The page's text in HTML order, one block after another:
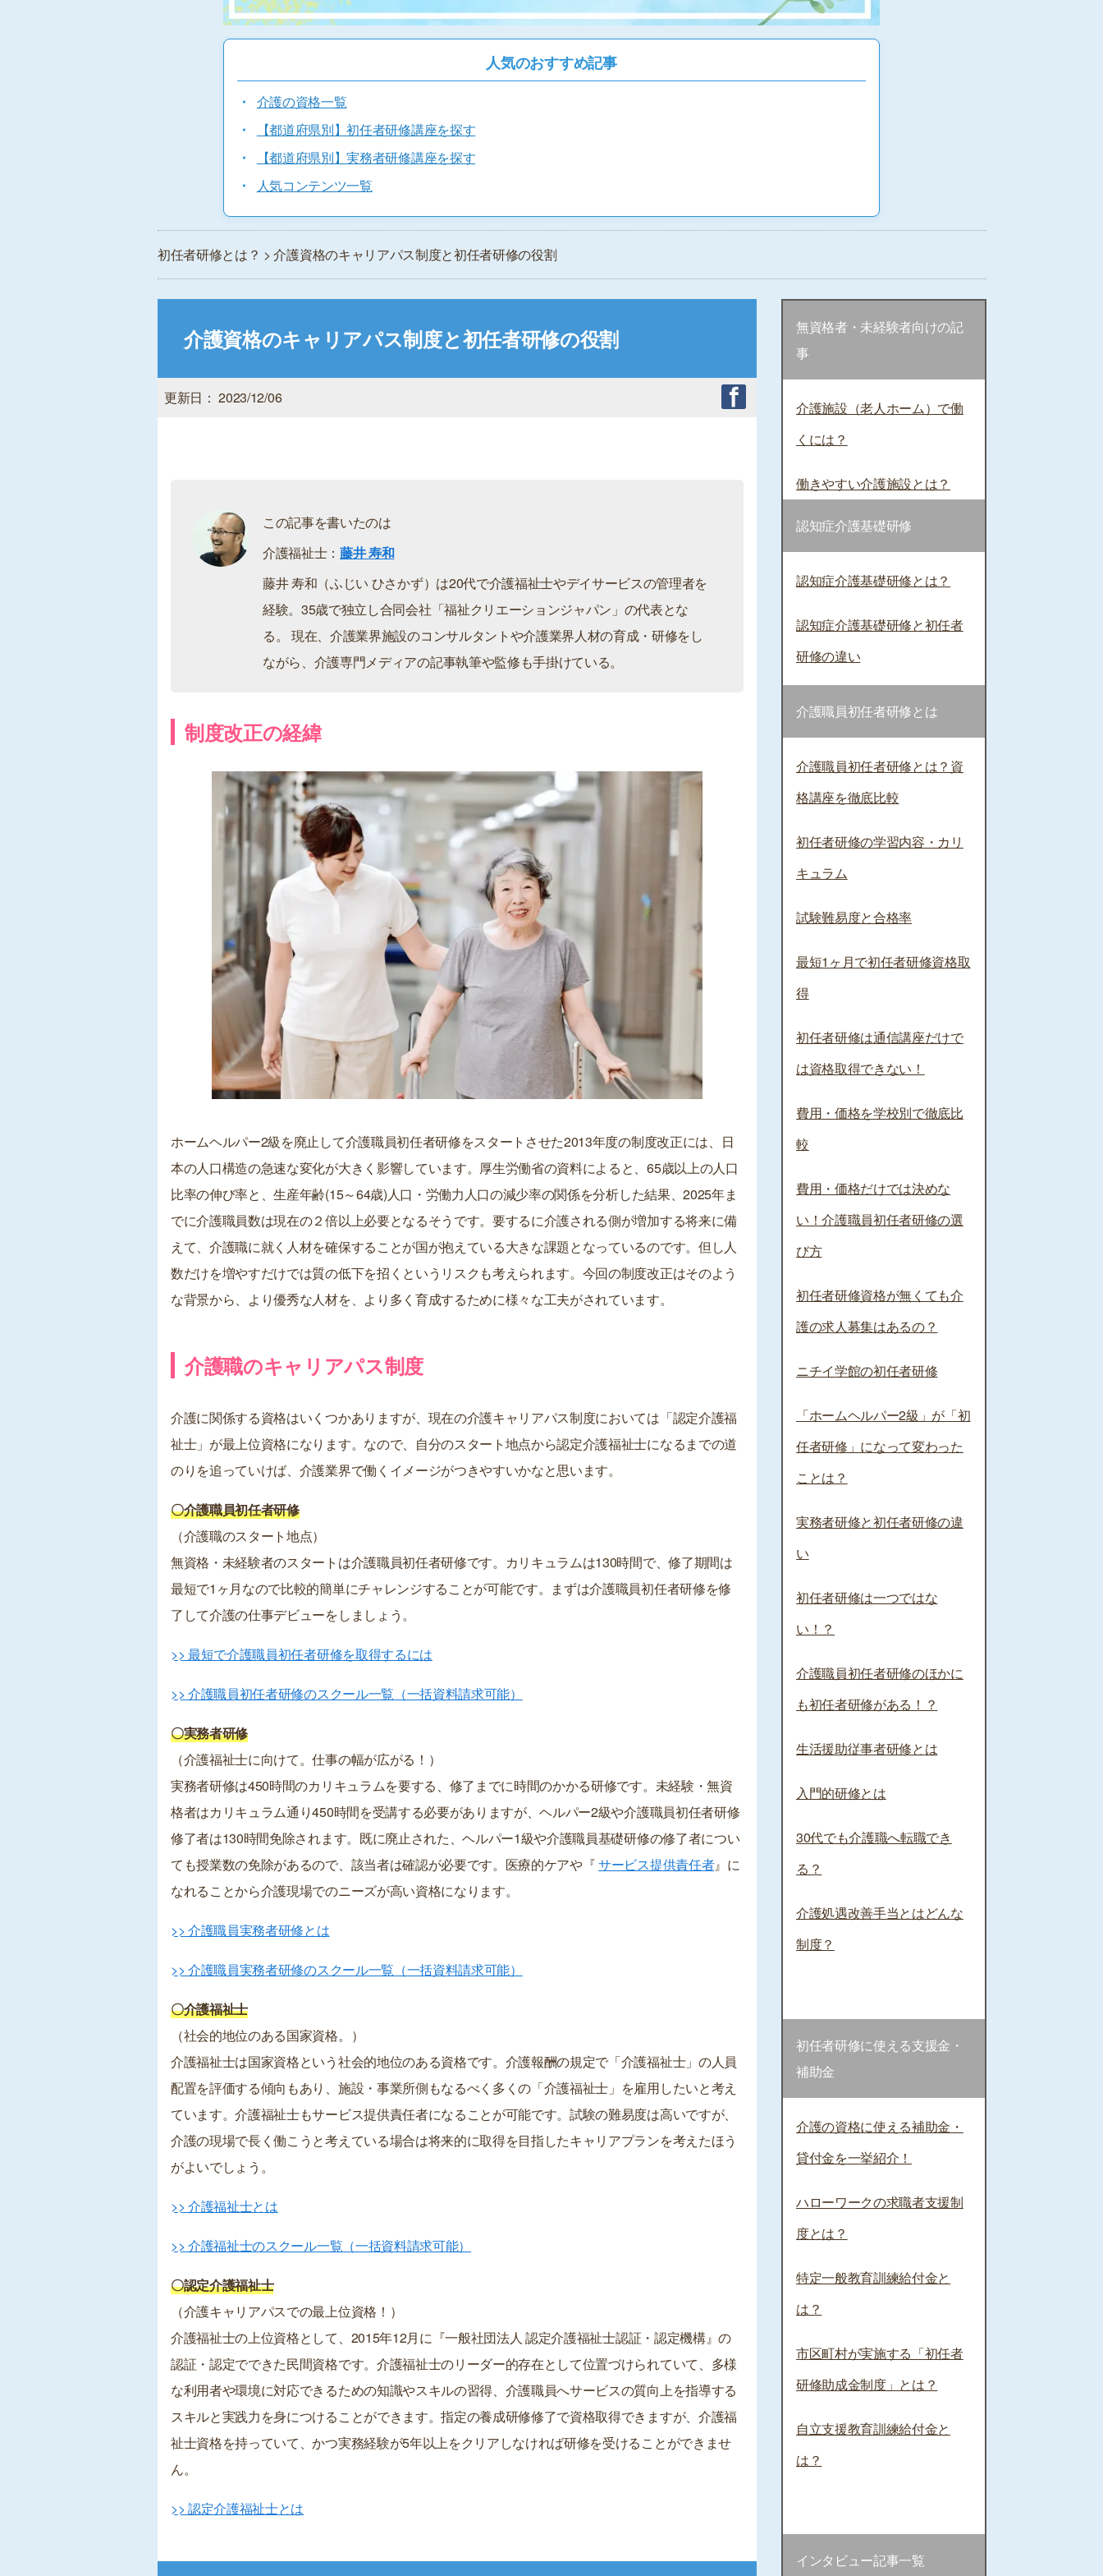
人気のおすすめ記事
・
介護の資格一覧
・
【都道府県別】初任者研修講座を探す
・
【都道府県別】実務者研修講座を探す
・
人気コンテンツ一覧
初任者研修とは？ > 介護資格のキャリアパス制度と初任者研修の役割
介護資格のキャリアパス制度と初任者研修の役割
更新日： 2023/12/06
この記事を書いたのは
介護福祉士：藤井 寿和
藤井 寿和（ふじい ひさかず）は20代で介護福祉士やデイサービスの管理者を
経験。35歳で独立し合同会社「福祉クリエーションジャパン」の代表とな
る。 現在、介護業界施設のコンサルタントや介護業界人材の育成・研修をし
ながら、介護専門メディアの記事執筆や監修も手掛けている。
制度改正の経緯
ホームヘルパー2級を廃止して介護職員初任者研修をスタートさせた2013年度の制度改正には、日
本の人口構造の急速な変化が大きく影響しています。厚生労働省の資料によると、65歳以上の人口
比率の伸び率と、生産年齢(15～64歳)人口・労働力人口の減少率の関係を分析した結果、2025年ま
でに介護職員数は現在の２倍以上必要となるそうです。要するに介護される側が増加する将来に備
えて、介護職に就く人材を確保することが国が抱えている大きな課題となっているのです。但し人
数だけを増やすだけでは質の低下を招くというリスクも考えられます。今回の制度改正はそのよう
な背景から、より優秀な人材を、より多く育成するために様々な工夫がされています。
介護職のキャリアパス制度
介護に関係する資格はいくつかありますが、現在の介護キャリアパス制度においては「認定介護福
祉士」が最上位資格になります。なので、自分のスタート地点から認定介護福祉士になるまでの道
のりを追っていけば、介護業界で働くイメージがつきやすいかなと思います。
〇介護職員初任者研修
（介護職のスタート地点）
無資格・未経験者のスタートは介護職員初任者研修です。カリキュラムは130時間で、修了期間は
最短で1ヶ月なので比較的簡単にチャレンジすることが可能です。まずは介護職員初任者研修を修
了して介護の仕事デビューをしましょう。
>> 最短で介護職員初任者研修を取得するには
>> 介護職員初任者研修のスクール一覧（一括資料請求可能）
〇実務者研修
（介護福祉士に向けて。仕事の幅が広がる！）
実務者研修は450時間のカリキュラムを要する、修了までに時間のかかる研修です。未経験・無資
格者はカリキュラム通り450時間を受講する必要がありますが、ヘルパー2級や介護職員初任者研修
修了者は130時間免除されます。既に廃止された、ヘルパー1級や介護職員基礎研修の修了者につい
ても授業数の免除があるので、該当者は確認が必要です。医療的ケアや『サービス提供責任者』に
なれることから介護現場でのニーズが高い資格になります。
>> 介護職員実務者研修とは
>> 介護職員実務者研修のスクール一覧（一括資料請求可能）
〇介護福祉士
（社会的地位のある国家資格。）
介護福祉士は国家資格という社会的地位のある資格です。介護報酬の規定で「介護福祉士」の人員
配置を評価する傾向もあり、施設・事業所側もなるべく多くの「介護福祉士」を雇用したいと考え
ています。介護福祉士もサービス提供責任者になることが可能です。試験の難易度は高いですが、
介護の現場で長く働こうと考えている場合は将来的に取得を目指したキャリアプランを考えたほう
がよいでしょう。
>> 介護福祉士とは
>> 介護福祉士のスクール一覧（一括資料請求可能）
〇認定介護福祉士
（介護キャリアパスでの最上位資格！）
介護福祉士の上位資格として、2015年12月に『一般社団法人 認定介護福祉士認証・認定機構』の
認証・認定でできた民間資格です。介護福祉士のリーダー的存在として位置づけられていて、多様
な利用者や環境に対応できるための知識やスキルの習得、介護職員へサービスの質向上を指導する
スキルと実践力を身につけることができます。指定の養成研修修了で資格取得できますが、介護福
祉士資格を持っていて、かつ実務経験が5年以上をクリアしなければ研修を受けることができませ
ん。
>> 認定介護福祉士とは
無資格者・未経験者向けの記
事
介護施設（老人ホーム）で働
くには？
働きやすい介護施設とは？
認知症介護基礎研修
認知症介護基礎研修とは？
認知症介護基礎研修と初任者
研修の違い
介護職員初任者研修とは
介護職員初任者研修とは？資
格講座を徹底比較
初任者研修の学習内容・カリ
キュラム
試験難易度と合格率
最短1ヶ月で初任者研修資格取
得
初任者研修は通信講座だけで
は資格取得できない！
費用・価格を学校別で徹底比
較
費用・価格だけでは決めな
い！介護職員初任者研修の選
び方
初任者研修資格が無くても介
護の求人募集はあるの？
ニチイ学館の初任者研修
「ホームヘルパー2級」が「初
任者研修」になって変わった
ことは？
実務者研修と初任者研修の違
い
初任者研修は一つではな
い！？
介護職員初任者研修のほかに
も初任者研修がある！？
生活援助従事者研修とは
入門的研修とは
30代でも介護職へ転職でき
る？
介護処遇改善手当とはどんな
制度？
初任者研修に使える支援金・
補助金
介護の資格に使える補助金・
貸付金を一挙紹介！
ハローワークの求職者支援制
度とは？
特定一般教育訓練給付金と
は？
市区町村が実施する「初任者
研修助成金制度」とは？
自立支援教育訓練給付金と
は？
インタビュー記事一覧